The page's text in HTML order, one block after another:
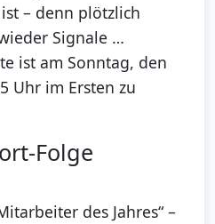
– denn plötzlich
Signale …
ist am Sonntag, den
Uhr im Ersten zu
Folge
des Jahres“ –